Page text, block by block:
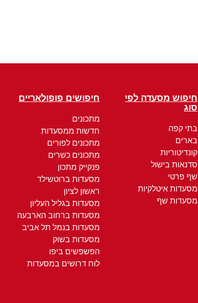
חיפוש מסעדה לפי
סוג
בתי קפה
בארים
קונדיטוריות
סדנאות בישול
שף פרטי
מסעדות איטלקיות
מסעדות שף
חיפושים פופולאריים
מתכונים
חדשות ממסעדות
מתכונים לפורים
מתכונים כשרים
פנקייק מתכון
מסעדות ברוטשילד
ראשון לציון
מסעדות בגליל העליון
מסעדות ברחוב הארבעה
מסעדות בנמל תל אביב
מסעדות בשוק
הפשפשים ביפו
לוח דרושים במסעדות